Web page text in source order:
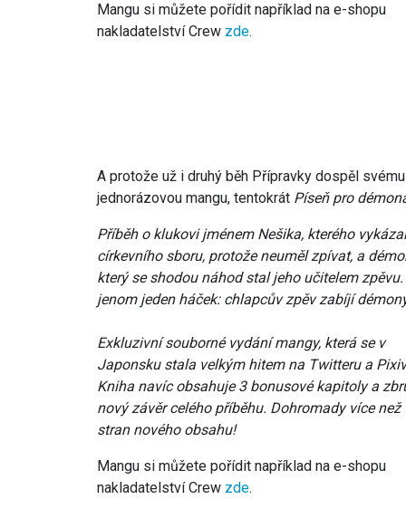
Mangu si můžete pořídit například na e-shopu
nakladatelství Crew zde.
A protože už i druhý běh Přípravky dospěl
jednorázovou mangu, tentokrát Píseň pro
Příběh o klukovi jménem Nešika, kterého
církevního sboru, protože neuměl zpívat, a
který se shodou náhod stal jeho učitelem
jenom jeden háček: chlapcův zpěv zabíjí
Exkluzivní souborné vydání mangy, která se v
Japonsku stala velkým hitem na Twitteru a
Kniha navíc obsahuje 3 bonusové kapitoly a
nový závěr celého příběhu. Dohromady více než
stran nového obsahu!
Mangu si můžete pořídit například na e-shopu
nakladatelství Crew zde.